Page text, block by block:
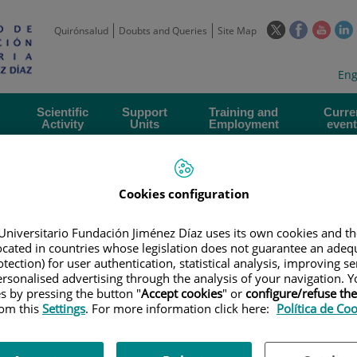
Quirónsalud Doubts and Queries Site Map
This
in
This
in
pop-
This
open
in
a
pop-
Scientific
Activity
Support
Units
Training and
Employment
TRAINING PLAN|TALLER SOBRE NORMAS DE BUENA PRÁCTICA
de buena práctica
Cookies configuration
Fundación Jiménez Díaz uses its own cookies and
in countries whose legislation does not guarantee an
for user authentication, statistical analysis, improving
advertising through the analysis of your navigation.
by pressing the button "Accept cookies" or configure/refuse
thisSettings. For more information click here: Política de